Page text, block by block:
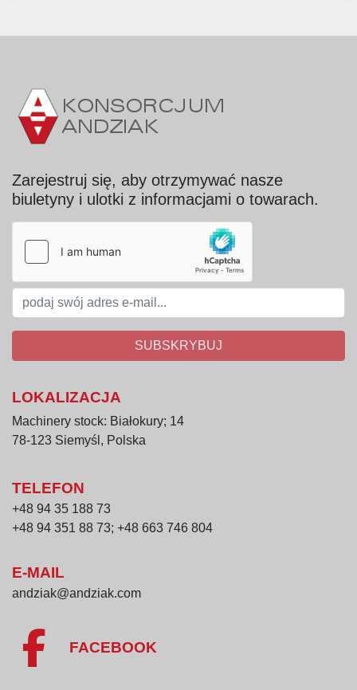
Zarejestruj się, aby otrzymywać nasze
biuletyny i ulotki z informacjami o towarach.
SUBSKRYBUJ
LOKALIZACJA
Machinery stock: Białokury; 14
78-123 Siemyśl, Polska
TELEFON
+48 94 35 188 73
+48 94 351 88 73; +48 663 746 804
E-MAIL
andziak@andziak.com
FACEBOOK